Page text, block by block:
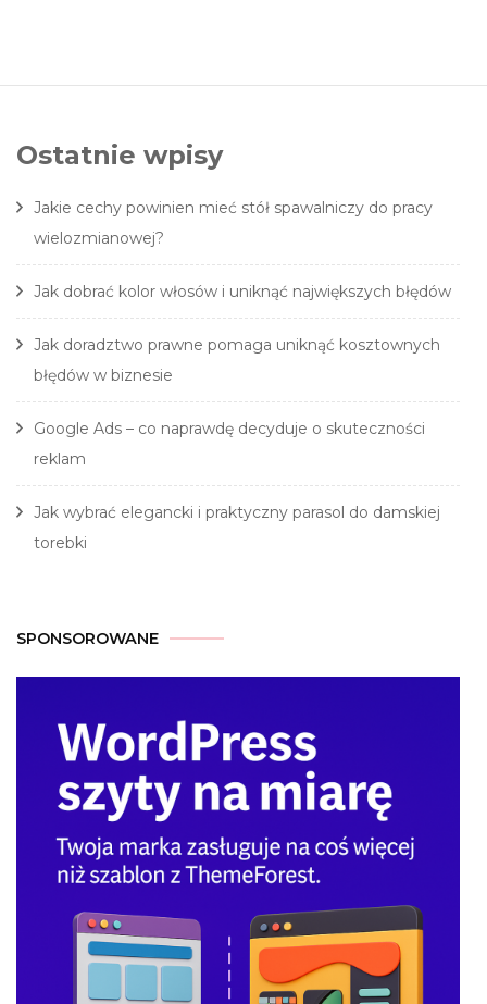
Ostatnie wpisy
Jakie cechy powinien mieć stół spawalniczy do pracy
wielozmianowej?
Jak dobrać kolor włosów i uniknąć największych błędów
Jak doradztwo prawne pomaga uniknąć kosztownych
błędów w biznesie
Google Ads – co naprawdę decyduje o skuteczności
reklam
Jak wybrać elegancki i praktyczny parasol do damskiej
torebki
SPONSOROWANE